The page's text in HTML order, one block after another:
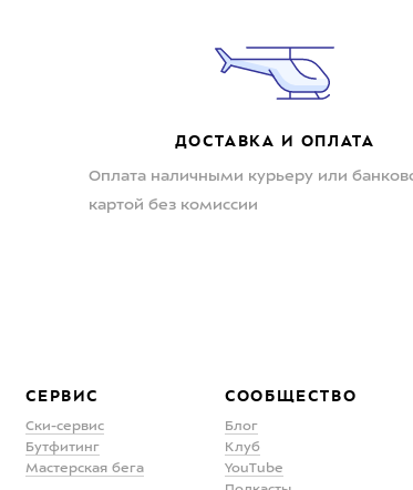
ДОСТАВКА И ОПЛАТА
Оплата наличными курьеру или
картой без комиссии
СЕРВИС
Ски-сервис
Бутфитинг
Мастерская бега
СООБЩЕСТВО
Блог
Клуб
YouTube